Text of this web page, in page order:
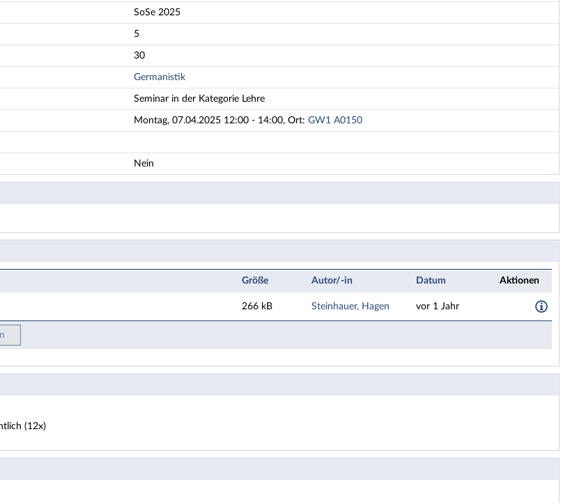
SoSe 2025
5
30
Germanistik
Seminar in der Kategorie Lehre
Montag, 07.04.2025 12:00 - 14:00, Ort: GW1 A0150
Nein
Größe Autor/-in Datum Aktionen
266 kB Steinhauer, Hagen vor 1 Jahr
(12x)